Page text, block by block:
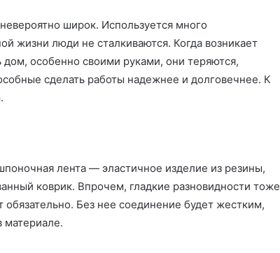
широк. Используется много
жизни люди не сталкиваются. Когда возникает
особенно своими руками, они теряются,
сделать работы надежнее и долговечнее. К
.
лента — эластичное изделие из резины,
коврик. Впрочем, гладкие разновидности тоже
обязательно. Без нее соединение будет жестким,